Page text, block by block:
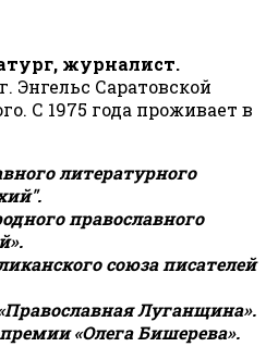
журналист.
Энгельс Саратовской
С 1975 года проживает в
литературного
православного
союза писателей
Луганщина».
«Олега Бишерева».